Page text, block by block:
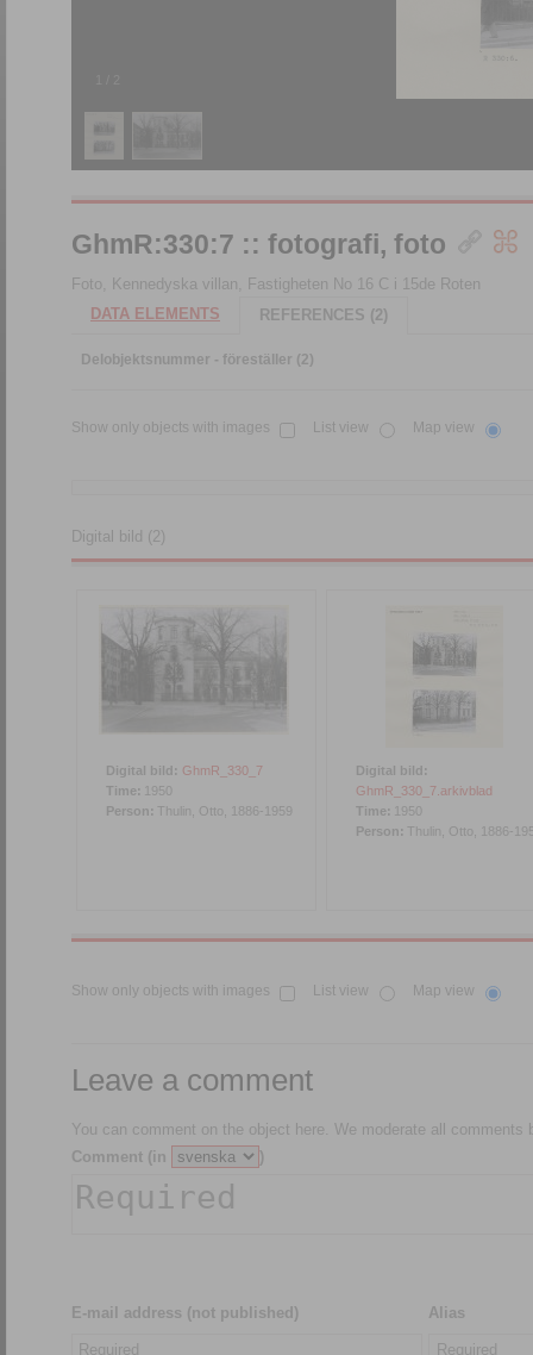
GhmR:330:7 :: fotografi, foto
Foto, Kennedyska villan, Fastigheten No 16 C i 15de Roten
DATA ELEMENTS
REFERENCES (2)
Delobjektsnummer - föreställer (2)
Show only objects with images List view Map view
Digital bild (2)
Digital bild: GhmR_330_7
Time:
1950
Person: Thulin, Otto, 1886-1959
Digital bild:
GhmR_330_7.arkivblad
Time:
1950
Person: Thulin, Otto, 1886-
Show only objects with images List view Map view
Leave a comment
You can comment on the object here. We moderate all comments
Comment (in
)
E-mail address (not published) Alias